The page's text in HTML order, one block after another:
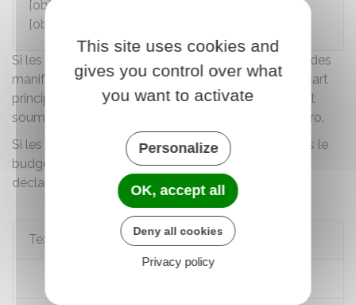
[object Object],[object Object],[object Object],
[object Object],[object Object],[object Object]
Si les recettes lucratives (sauf celles obtenues lors des
manifestations de bienfaisance) représentent une part
principale des ressources de l'association, elles sont
soumises à
euro.
Si les recettes lucratives sont peu importantes dans le
budget de l'association, elles sont soumises à
déclaration
et à imposition au-delà de78 596 €
Textes de référence
This site uses cookies and
gives you control over what
you want to activate
Personalize
OK, accept all
Deny all cookies
Privacy policy